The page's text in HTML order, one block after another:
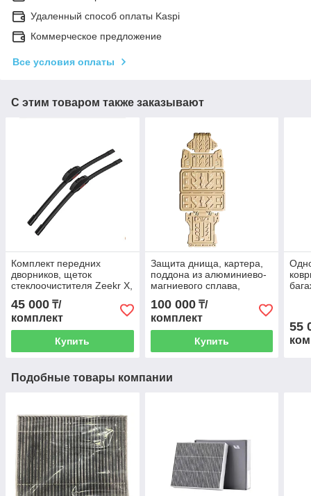
Удаленный способ оплаты Kaspi
Коммерческое предложение
Все условия оплаты
С этим товаром также заказывают
Комплект передних
дворников, щеток
стеклоочистителя Zeekr X,
45 000 ₸/
комплект
Купить
Защита днища, картера,
поддона из алюминиево-
магниевого сплава,
из 5 частей
100 000₸/
комплект
Купить
55
Подобные товары компании